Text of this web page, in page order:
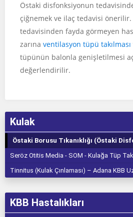
Östaki disfonksiyonun
çiğnemek ve ilaç tedavisi önerilir.
tedavisinden fayda görmeyen
zarına ventilasyon tüpü takılması
tüpünün balonla genişletilmesi
değerlendirilir.
Kulak
Östaki Borusu Tıkanıklığı (Östaki
Seröz Otitis Media - SOM - Kulağa Tüp
Tinnitus (Kulak Çınlaması) – Adana KBB
KBB Hastalıkları